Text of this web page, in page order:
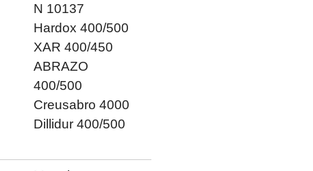
N 10137
Hardox 400/500
XAR 400/450
ABRAZO
400/500
Creusabro 4000
Dillidur 400/500